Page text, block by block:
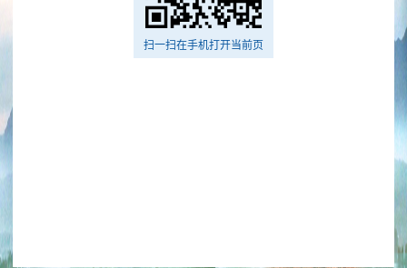
扫一扫在手机打开当前页